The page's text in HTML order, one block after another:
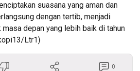
suasana yang aman dan
dengan tertib, menjadi
masa depan yang lebih baik di tahun
Ltr1)
0